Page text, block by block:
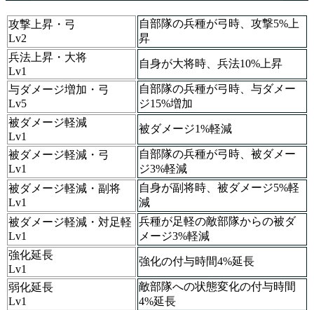
攻撃上昇・弓
Lv2
自部隊の兵種が弓時、攻撃5%上
昇
兵法上昇・大将
Lv1
自身が大将時、兵法10%上昇
与ダメージ増加・弓
Lv5
自部隊の兵種が弓時、与ダメー
ジ15%増加
被ダメージ軽減
Lv1
被ダメージ1%軽減
被ダメージ軽減・弓
Lv1
自部隊の兵種が弓時、被ダメー
ジ3%軽減
被ダメージ軽減・副将
Lv1
自身が副将時、被ダメージ5%軽
減
被ダメージ軽減・対足軽
Lv1
兵種が足軽の敵部隊からの被ダ
メージ3%軽減
強化延長
Lv1
強化の付与時間4%延長
弱化延長
Lv1
敵部隊への状態変化の付与時間
4%延長